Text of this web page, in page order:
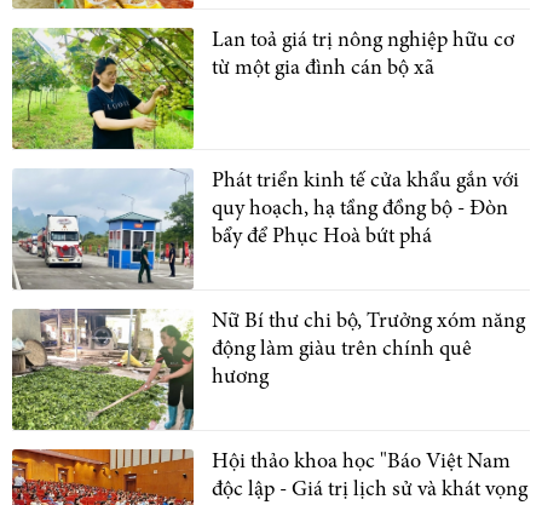
Lan toả giá trị nông nghiệp hữu cơ
từ một gia đình cán bộ xã
Phát triển kinh tế cửa khẩu gắn với
quy hoạch, hạ tầng đồng bộ - Đòn
bẩy để Phục Hoà bứt phá
Nữ Bí thư chi bộ, Trưởng xóm năng
động làm giàu trên chính quê
hương
Hội thảo khoa học "Báo Việt Nam
độc lập - Giá trị lịch sử và khát vọng